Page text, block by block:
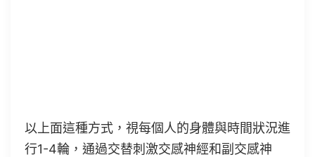
以上面這種方式，視每個人的身體與時間狀況進
行1-4輪，通過交替刺激交感神經和副交感神